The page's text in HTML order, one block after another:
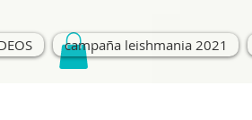
campaña leishmania 2021